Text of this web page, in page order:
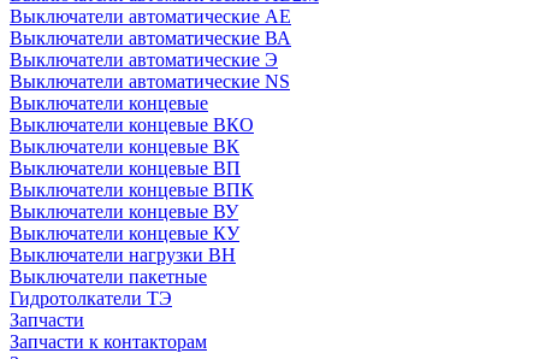
Выключатели автоматические АЕ
Выключатели автоматические ВА
Выключатели автоматические Э
Выключатели автоматические NS
Выключатели концевые
Выключатели концевые ВКО
Выключатели концевые ВК
Выключатели концевые ВП
Выключатели концевые ВПК
Выключатели концевые ВУ
Выключатели концевые КУ
Выключатели нагрузки ВН
Выключатели пакетные
Гидротолкатели ТЭ
Запчасти
Запчасти к контакторам